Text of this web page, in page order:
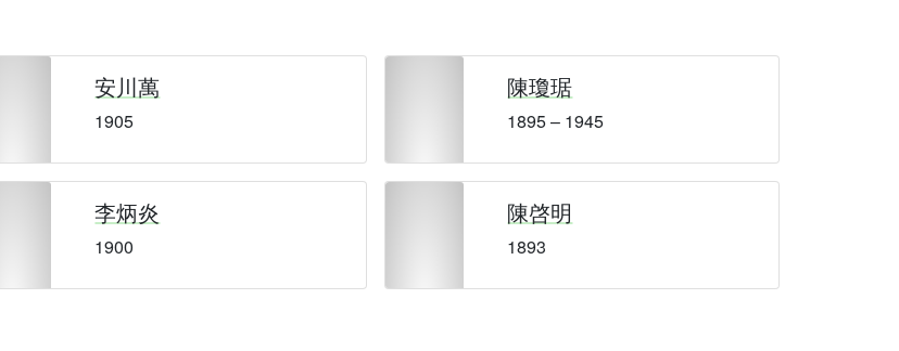
安川萬
1905
陳瓊琚
1895 – 1945
李炳炎
1900
陳啓明
1893